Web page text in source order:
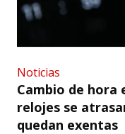
Noticias
Cambio de hora
relojes se
quedan exentas